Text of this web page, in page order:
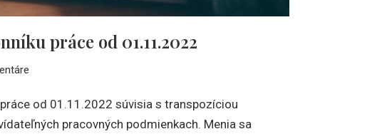
práce od 01.11.2022
od 01.11.2022 súvisia s transpozíciou
pracovných podmienkach. Menia sa